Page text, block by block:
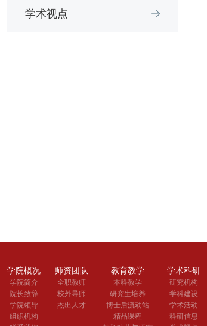
学术视点
学院概况
学院简介
院长致辞
学院领导
组织机构
师资团队
全职教师
校外导师
杰出人才
教育教学
本科教学
研究生培养
博士后流动站
精品课程
学术科研
研究机构
学科建设
学术活动
科研信息